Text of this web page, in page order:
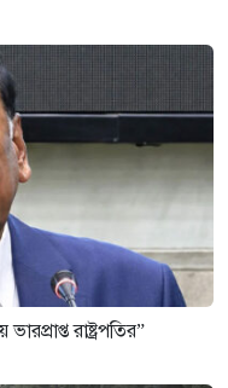
রাষ্ট্রপতির”